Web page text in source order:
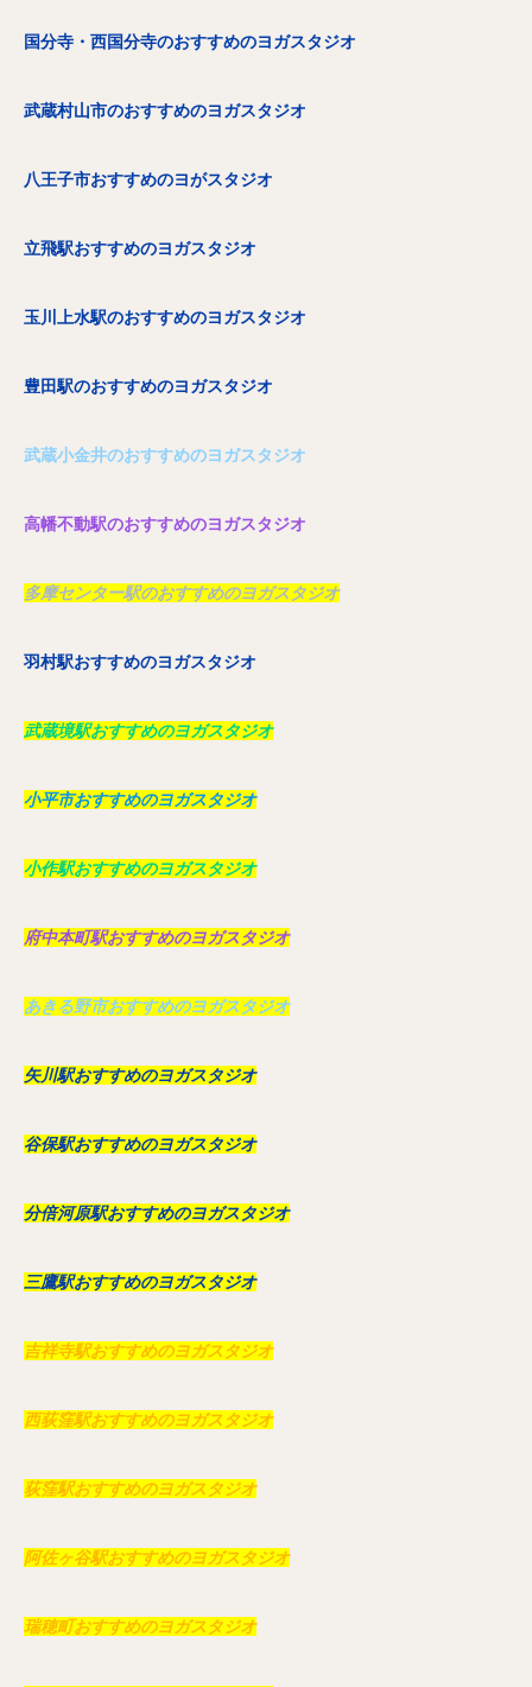
国分寺・西国分寺のおすすめのヨガスタジオ
武蔵村山市のおすすめのヨガスタジオ
八王子市おすすめのヨがスタジオ
立飛駅おすすめのヨガスタジオ
玉川上水駅のおすすめのヨガスタジオ
豊田駅のおすすめのヨガスタジオ
武蔵小金井のおすすめのヨガスタジオ
高幡不動駅のおすすめのヨガスタジオ
多摩センター駅のおすすめのヨガスタジオ
羽村駅おすすめのヨガスタジオ
武蔵境駅おすすめのヨガスタジオ
小平市おすすめのヨガスタジオ
小作駅おすすめのヨガスタジオ
府中本町駅おすすめのヨガスタジオ
あきる野市おすすめのヨガスタジオ
矢川駅おすすめのヨガスタジオ
谷保駅おすすめのヨガスタジオ
分倍河原駅おすすめのヨガスタジオ
三鷹駅おすすめのヨガスタジオ
吉祥寺駅おすすめのヨガスタジオ
西荻窪駅おすすめのヨガスタジオ
荻窪駅おすすめのヨガスタジオ
阿佐ヶ谷駅おすすめのヨガスタジオ
瑞穂町おすすめのヨガスタジオ